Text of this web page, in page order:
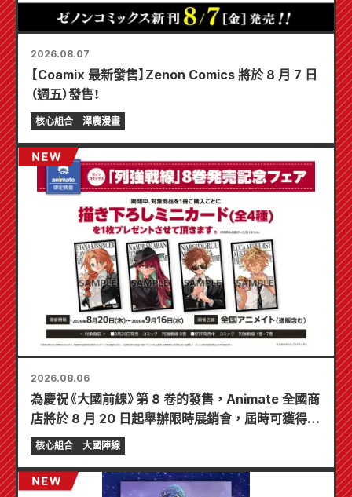
2026.08.07
【Coamix 最新發售】Zenon Comics 將於 8 月 7 日
（週五）發售！
核心組合 澤農漫畫
2026.08.06
為慶祝《大國前線》第 8 卷的發售，Animate 全國商
店將於 8 月 20 日起舉辦限時展銷會，屆時可獲得特
製迷你卡片（共 4 種）！
核心組合 大國陣線